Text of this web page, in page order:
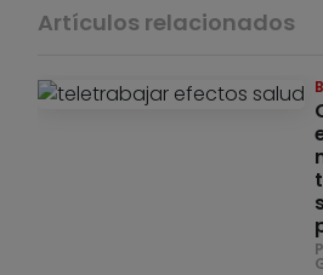
Artículos relacionados